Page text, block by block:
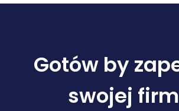
Gotów by
swojej